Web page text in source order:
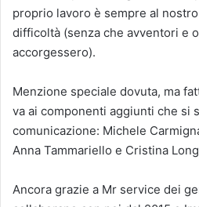
proprio lavoro è sempre al
difficoltà (senza che avventori e
accorgessero).
Menzione speciale dovuta, ma
va ai componenti aggiunti che si
comunicazione: Michele
Anna Tammariello e Cristina
Ancora grazie a Mr service dei